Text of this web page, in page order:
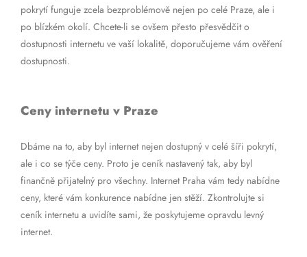
pokrytí funguje zcela bezproblémově nejen po celé Praze, ale i
po blízkém okolí. Chcete-li se ovšem přesto přesvědčit o
dostupnosti internetu ve vaší lokalitě, doporučujeme vám ověření
dostupnosti.
Ceny internetu v Praze
Dbáme na to, aby byl internet nejen dostupný v celé šíři pokrytí,
ale i co se týče ceny. Proto je ceník nastavený tak, aby byl
finančně přijatelný pro všechny. Internet Praha vám tedy nabídne
ceny, které vám konkurence nabídne jen stěží. Zkontrolujte si
ceník internetu a uvidíte sami, že poskytujeme opravdu levný
internet.